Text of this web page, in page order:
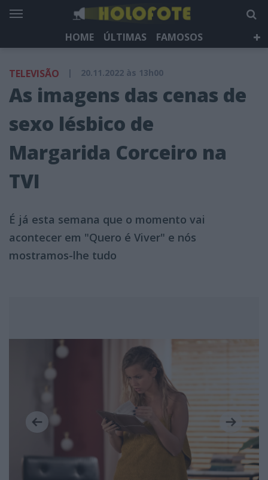
HOME ÚLTIMAS
FAMOSOS
HOLOFOTE TV
NEWSLETTER
TELEVISÃO | 20.11.2022 às 13h00
As imagens das cenas de
sexo lésbico de
Margarida Corceiro na
TVI
É já esta semana que o momento vai
acontecer em "Quero é Viver" e nós
mostramos-lhe tudo